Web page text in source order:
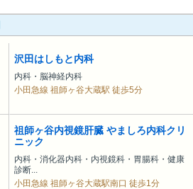
沢田はしもと内科
内科・脳神経内科
小田急線 祖師ヶ谷大蔵駅 徒歩5分
祖師ヶ谷内視鏡肝臓 やましろ内科クリ
ニック
内科・消化器内科・内視鏡科・胃腸科・健康
診断...
小田急線 祖師ヶ谷大蔵駅南口 徒歩1分